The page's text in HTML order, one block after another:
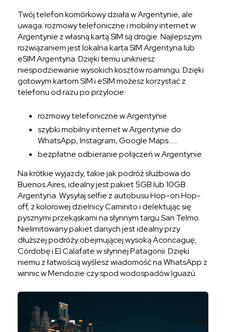
Twój telefon komórkowy działa w Argentynie, ale
uwaga: rozmowy telefoniczne i mobilny internet w
Argentynie z własną kartą SIM są drogie. Najlepszym
rozwiązaniem jest lokalna karta SIM Argentyna lub
eSIM Argentyna. Dzięki temu unikniesz
niespodziewanie wysokich kosztów roamingu. Dzięki
gotowym kartom SIM i eSIM możesz korzystać z
telefonu od razu po przylocie:
rozmowy telefoniczne w Argentynie
szybki mobilny internet w Argentynie do
WhatsApp, Instagram, Google Maps …..
bezpłatne odbieranie połączeń w Argentynie
Na krótkie wyjazdy, takie jak podróż służbowa do
Buenos Aires, idealny jest pakiet 5GB lub 10GB
Argentyna. Wysyłaj selfie z autobusu Hop-on Hop-
off, z kolorowej dzielnicy Caminito i delektując się
pysznymi przekąskami na słynnym targu San Telmo.
Nielimitowany pakiet danych jest idealny przy
dłuższej podróży obejmującej wysoką Aconcaguę,
Córdobę i El Calafate w słynnej Patagonii. Dzięki
niemu z łatwością wyślesz wiadomość na WhatsApp z
winnic w Mendozie czy spod wodospadów Iguazú.